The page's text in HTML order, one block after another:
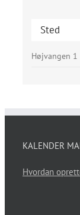
Sted
Højvangen 1
KALENDER
Hvordan